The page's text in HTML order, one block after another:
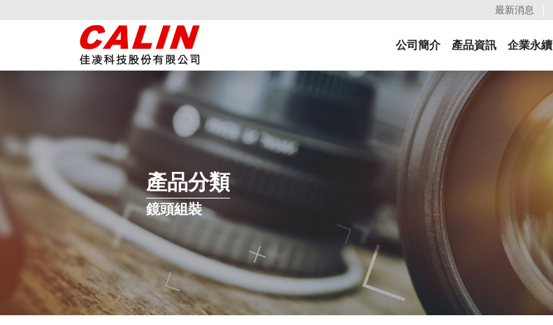
最新消息
公司簡介 產品資訊 企業永續
產品分類
鏡頭組裝